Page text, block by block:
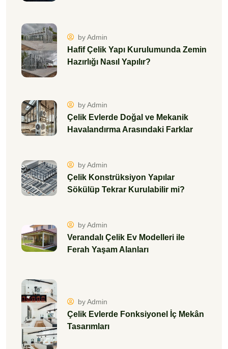
by Admin
Hafif Çelik Yapı Kurulumunda Zemin
Hazırlığı Nasıl Yapılır?
by Admin
Çelik Evlerde Doğal ve Mekanik
Havalandırma Arasındaki Farklar
by Admin
Çelik Konstrüksiyon Yapılar
Sökülüp Tekrar Kurulabilir mi?
by Admin
Verandalı Çelik Ev Modelleri ile
Ferah Yaşam Alanları
by Admin
Çelik Evlerde Fonksiyonel İç Mekân
Tasarımları